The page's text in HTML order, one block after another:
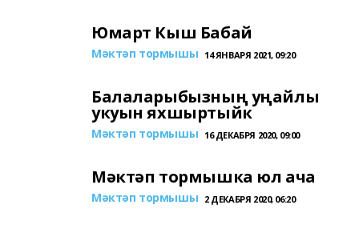
Юмарт Кыш Бабай
Мәктәп тормышы 14 ЯНВАРЯ 2021, 09:20
Балаларыбызның уңайлы
укуын яхшыртыйк
Мәктәп тормышы 16 ДЕКАБРЯ 2020, 09:00
Мәктәп тормышка юл ача
Мәктәп тормышы 2 ДЕКАБРЯ 2020, 06:20